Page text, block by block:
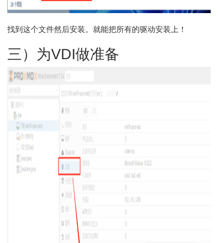
找到这个文件然后安装。就能把所有的驱动安装上！
三）为VDI做准备